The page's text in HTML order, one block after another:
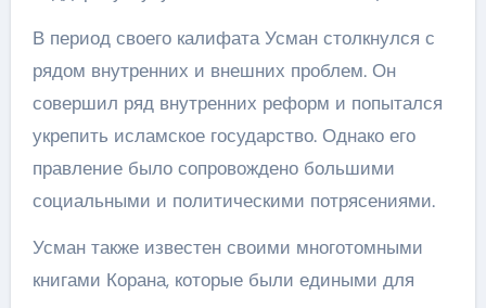
В период своего калифата Усман столкнулся с
рядом внутренних и внешних проблем. Он
совершил ряд внутренних реформ и попытался
укрепить исламское государство. Однако его
правление было сопровождено большими
социальными и политическими потрясениями.
Усман также известен своими многотомными
книгами Корана, которые были едиными для